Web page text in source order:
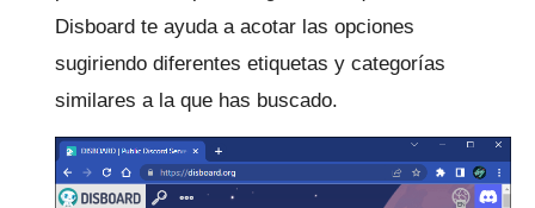
Disboard te ayuda a acotar las opciones
sugiriendo diferentes etiquetas y categorías
similares a la que has buscado.